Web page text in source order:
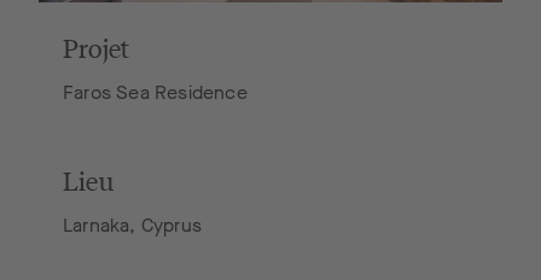
Projet
Faros Sea Residence
Lieu
Larnaka, Cyprus